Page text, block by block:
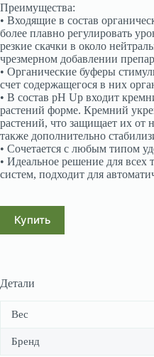
Преимущества:
• Входящие в состав
более плавно регулировать
резкие скачки в около
чрезмерном добавлении
• Органические буферы
счет содержащегося в них
• В состав рН Up входит
растений форме. Кремний
растений, что защищает их от
также дополнительно
• Сочетается с любым типом
• Идеальное решение для
систем, подходит для
Купить
Детали
Вес
Бренд